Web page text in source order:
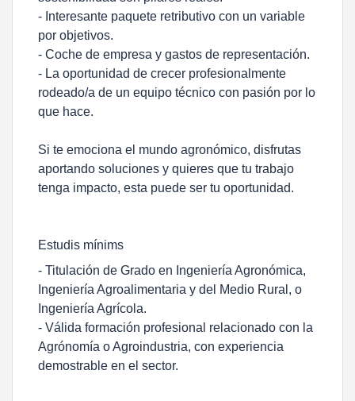
- Interesante paquete retributivo con un variable
por objetivos.
- Coche de empresa y gastos de representación.
- La oportunidad de crecer profesionalmente
rodeado/a de un equipo técnico con pasión por lo
que hace.
Si te emociona el mundo agronómico, disfrutas
aportando soluciones y quieres que tu trabajo
tenga impacto, esta puede ser tu oportunidad.
Estudis mínims
- Titulación de Grado en Ingeniería Agronómica,
Ingeniería Agroalimentaria y del Medio Rural, o
Ingeniería Agrícola.
- Válida formación profesional relacionado con la
Agrónomía o Agroindustria, con experiencia
demostrable en el sector.